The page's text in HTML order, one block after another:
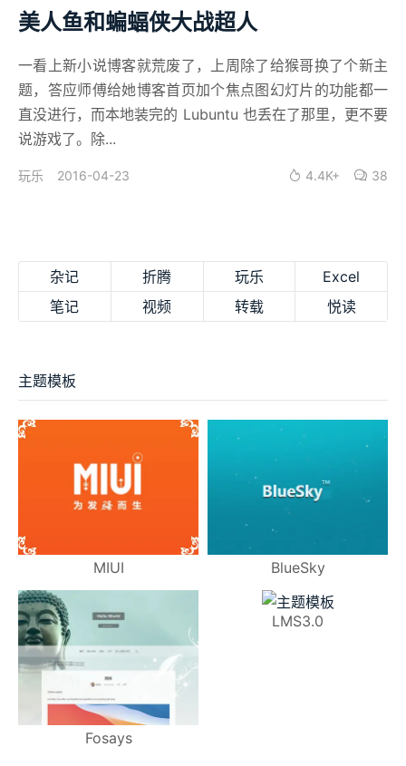
美人鱼和蝙蝠侠大战超人
一看上新小说博客就荒废了，上周除了给猴哥换了个新主
题，答应师傅给她博客首页加个焦点图幻灯片的功能都一
直没进行，而本地装完的 Lubuntu 也丢在了那里，更不要
说游戏了。除...
玩乐 2016-04-23 4.4K+ 38
杂记 折腾 玩乐
Excel
笔记
视频 转载 悦读
主题模板
MIUI BlueSky
Fosays
LMS3.0